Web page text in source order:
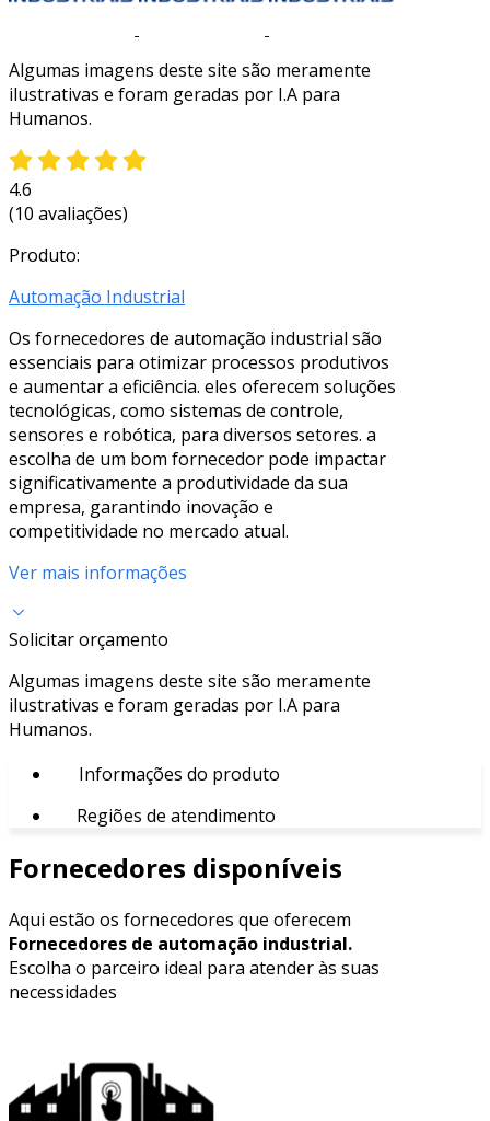
Algumas imagens deste site são meramente
ilustrativas e foram geradas por I.A para
Humanos.
4.6
(10 avaliações)
Produto:
Automação Industrial
Os fornecedores de automação industrial são
essenciais para otimizar processos produtivos
e aumentar a eficiência. eles oferecem soluções
tecnológicas, como sistemas de controle,
sensores e robótica, para diversos setores. a
escolha de um bom fornecedor pode impactar
significativamente a produtividade da sua
empresa, garantindo inovação e
competitividade no mercado atual.
Ver mais informações
Solicitar orçamento
Algumas imagens deste site são meramente
ilustrativas e foram geradas por I.A para
Humanos.
Informações do produto
Regiões de atendimento
Fornecedores disponíveis
Aqui estão os fornecedores que oferecem
Fornecedores de automação industrial.
Escolha o parceiro ideal para atender às suas
necessidades